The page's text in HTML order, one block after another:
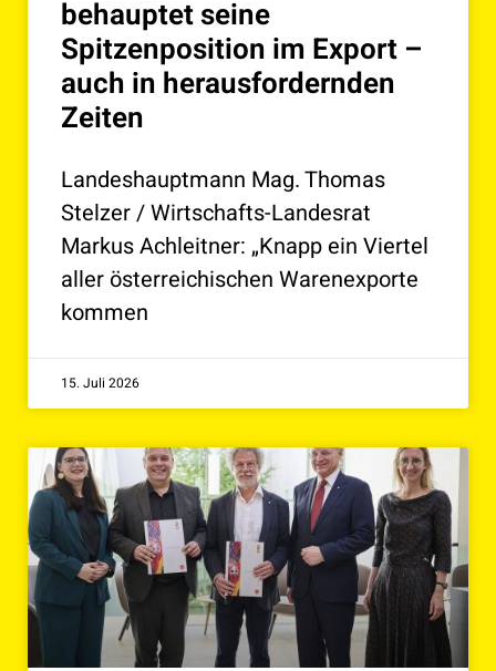
behauptet seine
Spitzenposition im Export –
auch in herausfordernden
Zeiten
Landeshauptmann Mag. Thomas
Stelzer / Wirtschafts-Landesrat
Markus Achleitner: „Knapp ein Viertel
aller österreichischen Warenexporte
kommen
15. Juli 2026